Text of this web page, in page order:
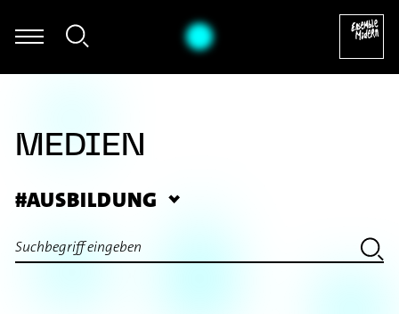
Ommer - Frank Zappa: Ruth is Sleeping - aus: The Yellow Shark
MEDIEN
#AUSBILDUNG